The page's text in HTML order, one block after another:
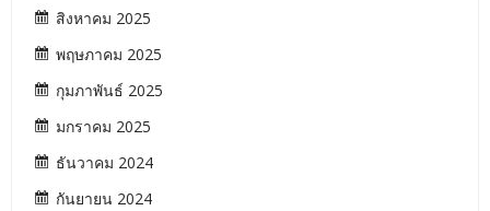
สิงหาคม 2025
พฤษภาคม 2025
กุมภาพันธ์ 2025
มกราคม 2025
ธันวาคม 2024
กันยายน 2024